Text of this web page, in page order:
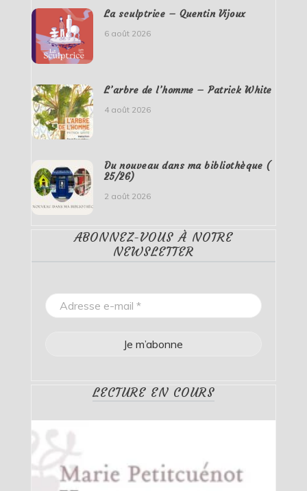
La sculptrice – Quentin Vijoux
6 août 2026
L’arbre de l’homme – Patrick White
4 août 2026
Du nouveau dans ma bibliothèque (
25/26)
2 août 2026
ABONNEZ-VOUS À NOTRE
NEWSLETTER
LECTURE EN COURS